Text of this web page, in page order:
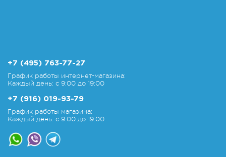
+7 (495) 763-77-27
График работы интернет-магазина:
Каждый день: с 9:00 до 19:00
+7 (916) 019-93-79
График работы магазина:
Каждый день: с 9:00 до 19:00